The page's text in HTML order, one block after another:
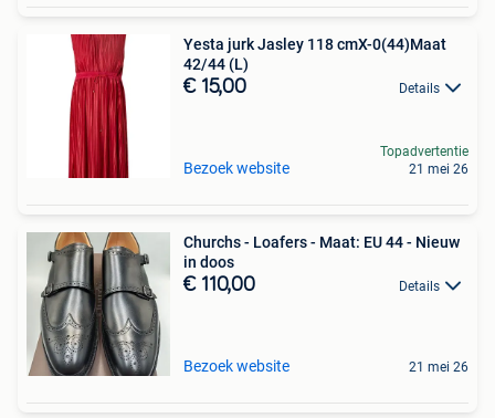
Yesta jurk Jasley 118 cmX-0(44)Maat
42/44 (L)
€ 15,00 Details
Bezoek website
Topadvertentie
21 mei 26
Churchs - Loafers - Maat: EU 44 - Nieuw
in doos
€ 110,00 Details
Bezoek website 21 mei 26